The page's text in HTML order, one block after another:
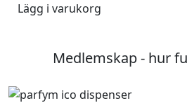
Lägg i varukorg
Medlemskap - hur